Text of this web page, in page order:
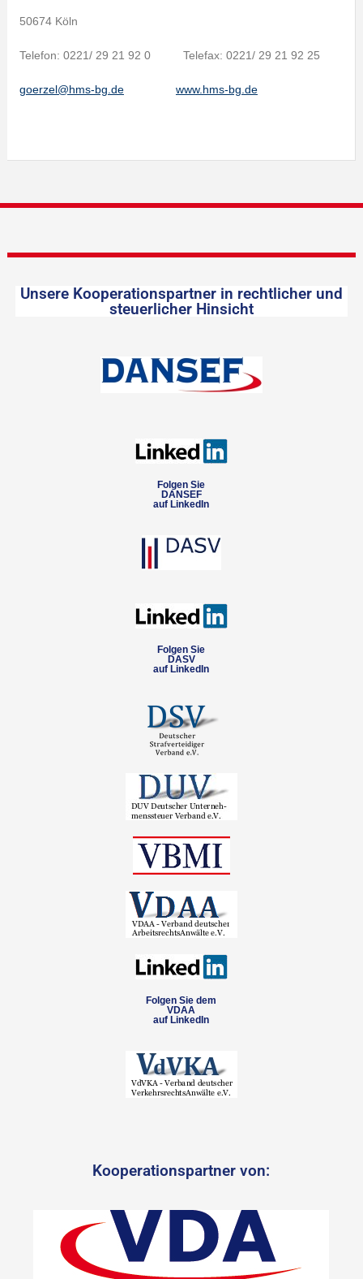
50674 Köln
Telefon: 0221/ 29 21 92 0 Telefax: 0221/ 29 21 92 25
goerzel@hms-bg.de www.hms-bg.de
Unsere Kooperationspartner in rechtlicher und
steuerlicher Hinsicht
Folgen Sie
DANSEF
auf LinkedIn
Folgen Sie
DASV
auf LinkedIn
Folgen Sie dem
VDAA
auf LinkedIn
Kooperationspartner von: